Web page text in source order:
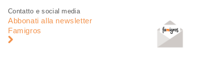
Piè
pagina
Navigazione
pagina
Contatto e social media
Abbonati alla newsletter
Famigros